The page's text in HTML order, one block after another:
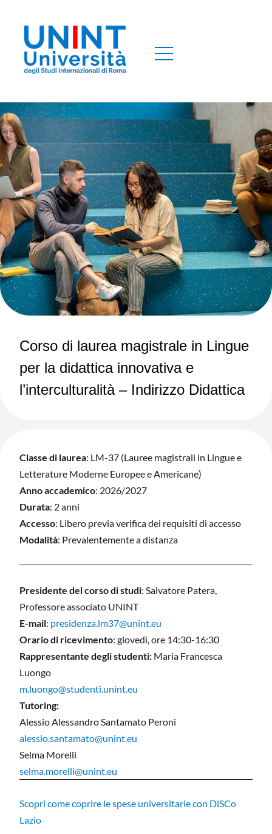
Corso di laurea magistrale in Lingue
per la didattica innovativa e
l’interculturalità – Indirizzo Didattica
Classe di laurea: LM-37 (Lauree magistrali in Lingue e
Letterature Moderne Europee e Americane)
Anno accademico: 2026/2027
Durata: 2 anni
Accesso: Libero previa verifica dei requisiti di accesso
Modalità: Prevalentemente a distanza
Presidente del corso di studi: Salvatore Patera,
Professore associato UNINT
E-mail: presidenza.lm37@unint.eu
Orario di ricevimento: giovedì, ore 14:30-16:30
Rappresentante degli studenti: Maria Francesca
Luongo
m.luongo@studenti.unint.eu
Tutoring:
Alessio Alessandro Santamato Peroni
alessio.santamato@unint.eu
Selma Morelli
selma.morelli@unint.eu
Scopri come coprire le spese universitarie con DiSCo
Lazio